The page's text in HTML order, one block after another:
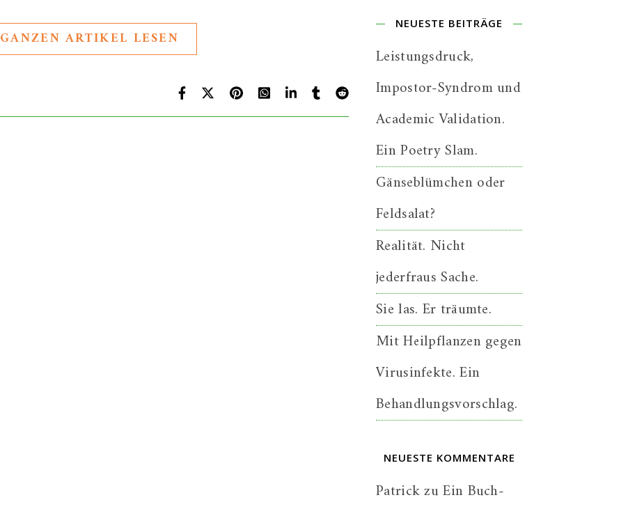
GANZEN ARTIKEL LESEN
NEUESTE BEITRÄGE
Leistungsdruck,
Impostor-Syndrom und
Academic Validation.
Ein Poetry Slam.
Gänseblümchen oder
Feldsalat?
Realität. Nicht
jederfraus Sache.
Sie las. Er träumte.
Mit Heilpflanzen gegen
Virusinfekte. Ein
Behandlungsvorschlag.
NEUESTE KOMMENTARE
PatrickzuEin Buch-